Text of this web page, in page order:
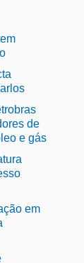
de
e gás
em